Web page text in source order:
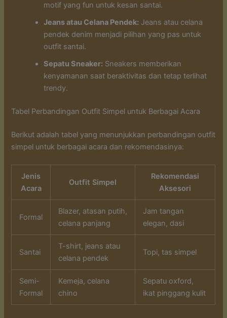
motif yang fun untuk kesan santai.
Jeans atau Celana Pendek: Jeans atau celana
pendek denim menjadi pilihan yang pas untuk
outfit santai.
Sepatu Sneaker: Sneakers memberikan
kenyamanan saat beraktivitas dan tetap terlihat
trendy.
Tabel Perbandingan Outfit Simpel untuk Berbagai Acara
Berikut adalah tabel yang menunjukkan perbandingan outfit
simpel untuk berbagai acara dan rekomendasinya:
Jenis
Acara
Outfit Simpel
Rekomendasi
Aksesori
Formal
Blazer, atasan putih,
celana panjang
Jam tangan
elegan, dasi
Santai
T-shirt, jeans atau
celana pendek
Topi, tas simpel
Semi-
Formal
Kemeja, celana
chino
Sepatu oxford,
ikat pinggang kulit